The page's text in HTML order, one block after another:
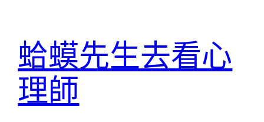
蛤蟆先生去看心
理師